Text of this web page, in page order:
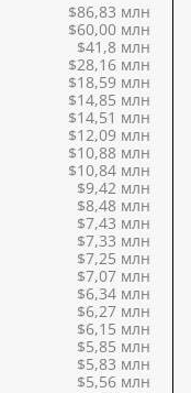
$86,83 млн
$60,00 млн
$41,8 млн
$28,16 млн
$18,59 млн
$14,85 млн
$14,51 млн
$12,09 млн
$10,88 млн
$10,84 млн
$9,42 млн
$8,48 млн
$7,43 млн
$7,33 млн
$7,25 млн
$7,07 млн
$6,34 млн
$6,27 млн
$6,15 млн
$5,85 млн
$5,83 млн
$5,56 млн